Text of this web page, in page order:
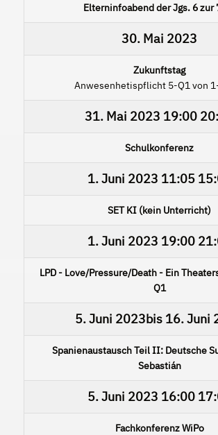
Elterninfoabend der Jgs. 6 zur
30. Mai 2023
Zukunftstag
Anwesenhetispflicht 5-Q1 von
31. Mai 2023 19:00
Schulkonferenz
1. Juni 2023 11:05
SET KI (kein Unterricht)
1. Juni 2023 19:00
LPD - Love/Pressure/Death - Ein
Q1
5. Juni 2023bis 16. Juni
Spanienaustausch Teil II: Deutsche
Sebastián
5. Juni 2023 16:00
Fachkonferenz WiPo